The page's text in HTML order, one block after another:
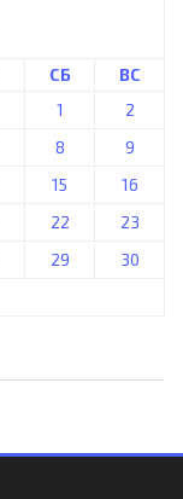
СБ
ВС
1
2
8
9
15
16
22
23
29
30